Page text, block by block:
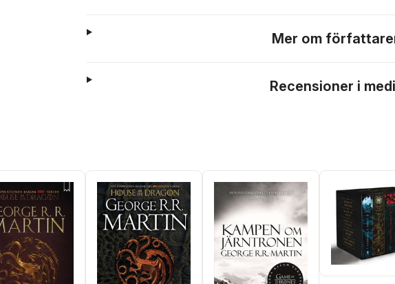
Mer om
Recensioner i